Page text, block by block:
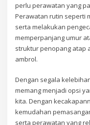
perlu perawatan yang
Perawatan rutin seperti
serta melakukan
memperpanjang umur
struktur penopang atap
ambrol.
Dengan segala
memang menjadi opsi
kita. Dengan
kemudahan
serta perawatan yang